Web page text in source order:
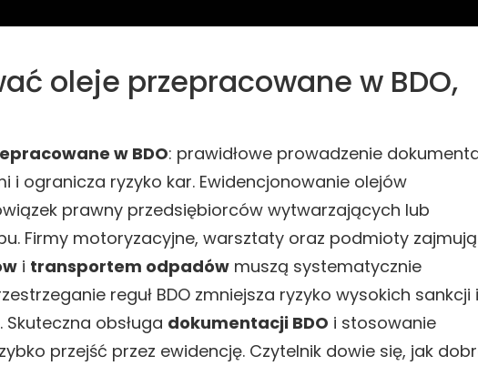
oleje przepracowane w BDO,
w BDO: prawidłowe prowadzenie
i ogranicza ryzyko kar. Ewidencjonowanie olejów
prawny przedsiębiorców wytwarzających lub
Firmy motoryzacyjne, warsztaty oraz podmioty
i transportem odpadówmuszą systematycznie
reguł BDO zmniejsza ryzyko wysokich sankcji i
obsługa dokumentacji BDO i stosowanie
przejść przez ewidencję. Czytelnik dowie się, jak